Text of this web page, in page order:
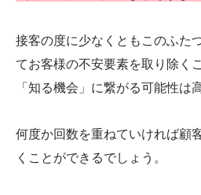
接客の度に少なくともこのふた
てお客様の不安要素を取り除く
「知る機会」に繋がる可能性は
何度か回数を重ねていければ顧
くことができるでしょう。